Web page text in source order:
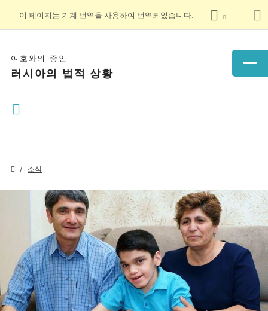
이 페이지는 기계 번역을 사용하여 번역되었습니다.
여호와의 증인
러시아의 법적 상황
소식